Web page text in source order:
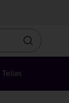
Otsin
Telias